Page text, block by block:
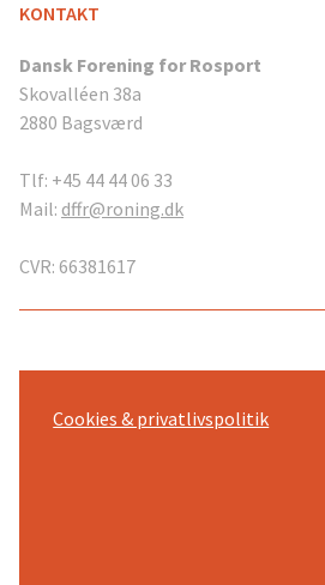
KONTAKT
Dansk Forening for Rosport
Skovalléen 38a
2880 Bagsværd
Tlf: +45 44 44 06 33
Mail: dffr@roning.dk
CVR: 66381617
Cookies & privatlivspolitik